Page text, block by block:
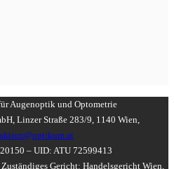
Augenoptik und Optometrie
Linzer Straße 283/9, 1140 Wien,
– UID: ATU 72599413
Gericht: Handelsgericht Wien,